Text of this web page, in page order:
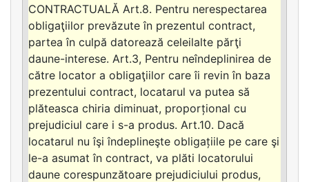
CONTRACTUALĂ Art.8. Pentru nerespectarea
obligaţiilor prevăzute în prezentul contract,
partea în culpă datorează celeilalte părţi
daune-interese. Art.3, Pentru neîndeplinirea de
către locator a obligaţiilor care îi revin în baza
prezentului contract, locatarul va putea să
plăteasca chiria diminuat, proporțional cu
prejudiciul care i s-a produs. Art.10. Dacă
locatarul nu îşi îndeplineşte obligațiile pe care şi
le-a asumat în contract, va plăti locatorului
daune corespunzătoare prejudiciului produs,